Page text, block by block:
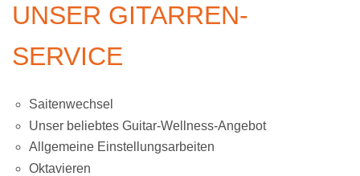
UNSER GITARREN-
SERVICE
Saitenwechsel
Unser beliebtes Guitar-Wellness-Angebot
Allgemeine Einstellungsarbeiten
Oktavieren